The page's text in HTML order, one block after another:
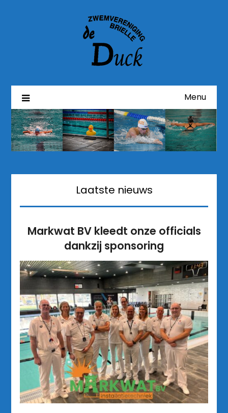
Menu
Laatste nieuws
Markwat BV kleedt onze officials
dankzij sponsoring